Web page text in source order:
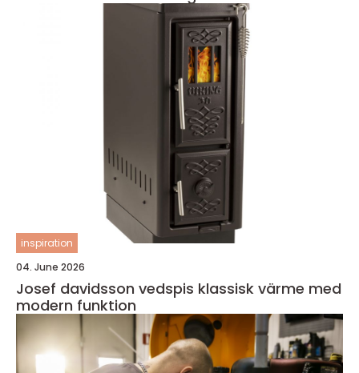
inspiration
04. June 2026
Josef davidsson vedspis klassisk värme med
modern funktion